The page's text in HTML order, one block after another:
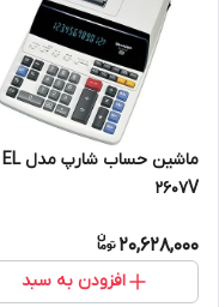
ماشین حساب شارپ مدل EL
2607V
20,628,000
افزودن به سبد